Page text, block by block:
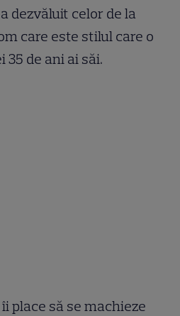
dezvăluit celor de la
care este stilul care o
35 de ani ai săi.
place să se machieze